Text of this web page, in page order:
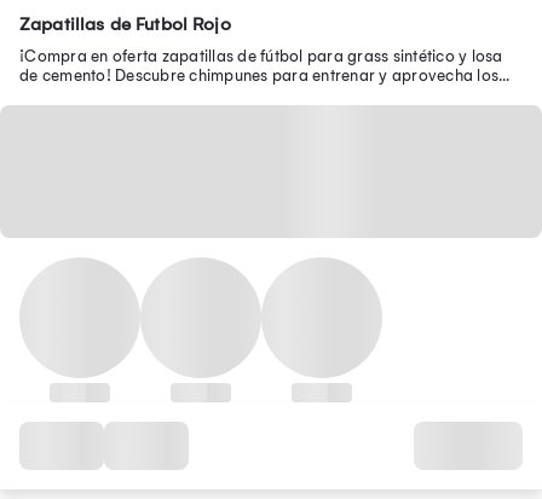
Zapatillas de Futbol Rojo
¡Compra en oferta zapatillas de fútbol para grass sintético y losa
de cemento! Descubre chimpunes para entrenar y aprovecha los